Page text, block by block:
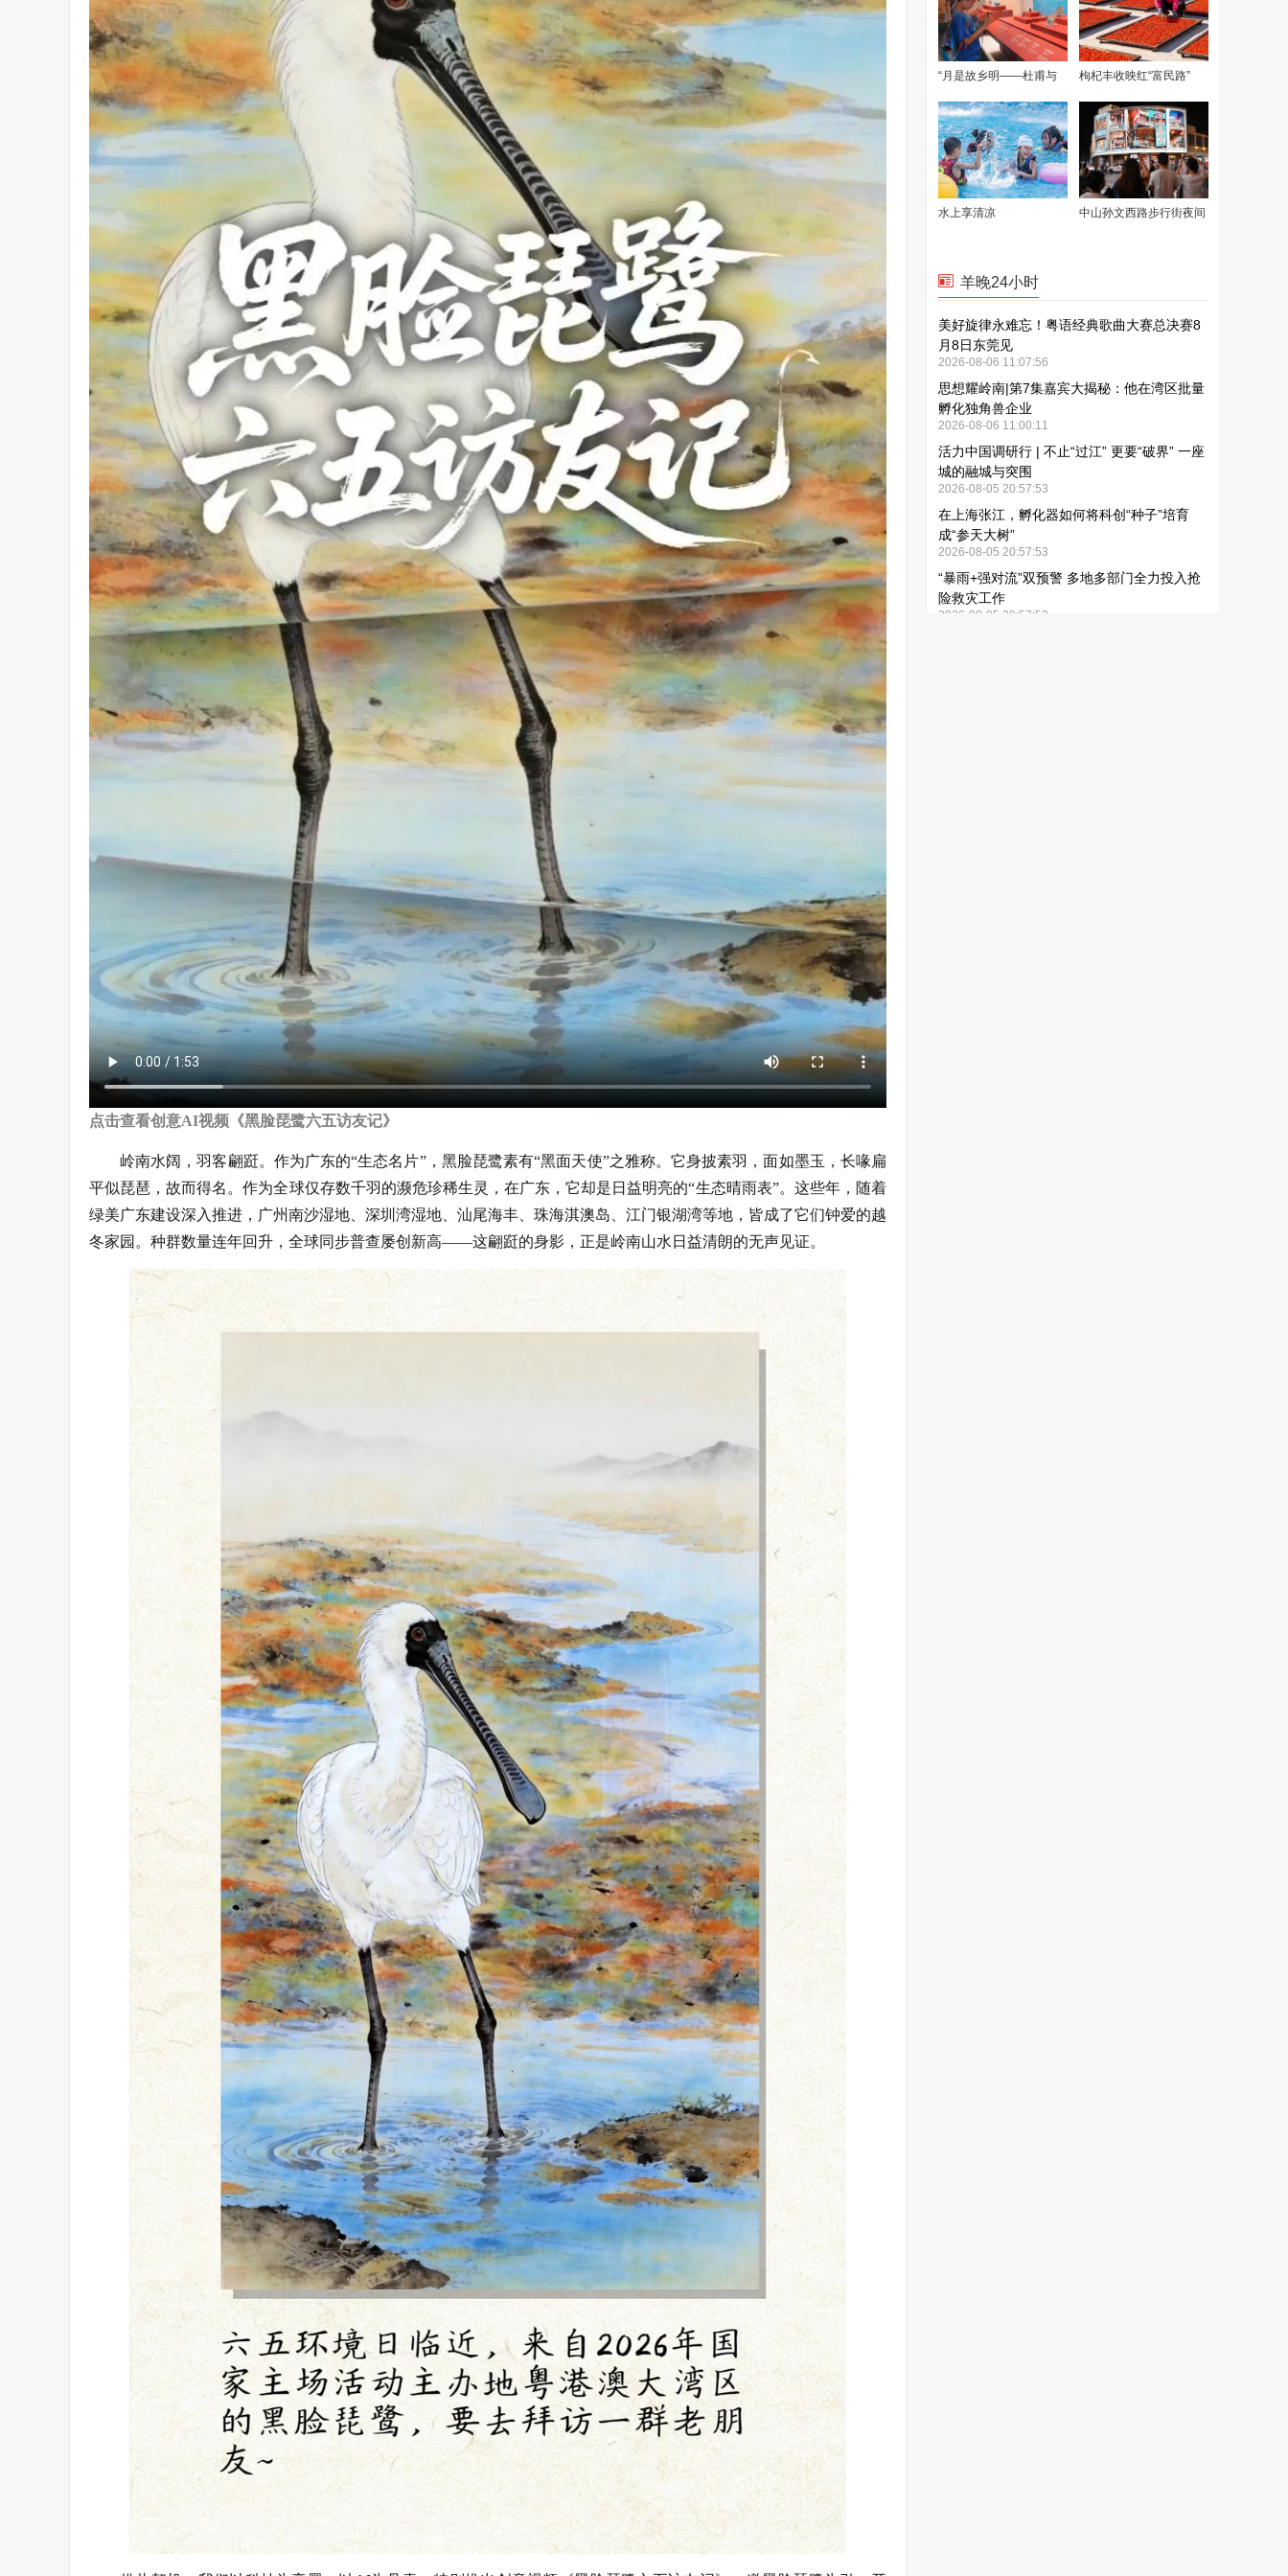
点击查看创意AI视频《黑脸琵鹭六五访友记》
岭南水阔，羽客翩跹。作为广东的“生态名片”，黑脸琵鹭素有“黑面天使”之雅称。它身披素羽，面如墨玉，长喙扁
平似琵琶，故而得名。作为全球仅存数千羽的濒危珍稀生灵，在广东，它却是日益明亮的“生态晴雨表”。这些年，随着
绿美广东建设深入推进，广州南沙湿地、深圳湾湿地、汕尾海丰、珠海淇澳岛、江门银湖湾等地，皆成了它们钟爱的越
冬家园。种群数量连年回升，全球同步普查屡创新高——这翩跹的身影，正是岭南山水日益清朗的无声见证。